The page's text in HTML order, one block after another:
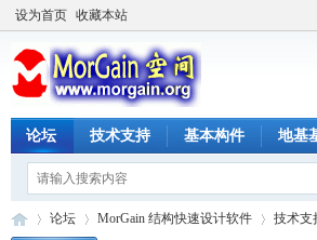
设为首页 收藏本站
论坛 技术支持 基本构件 地基
论坛 MorGain 结构快速设计软件 技术支